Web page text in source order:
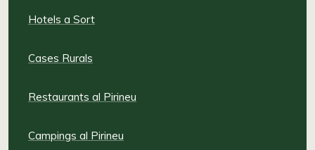
Hotels a Sort
Cases Rurals
Restaurants al Pirineu
Campings al Pirineu